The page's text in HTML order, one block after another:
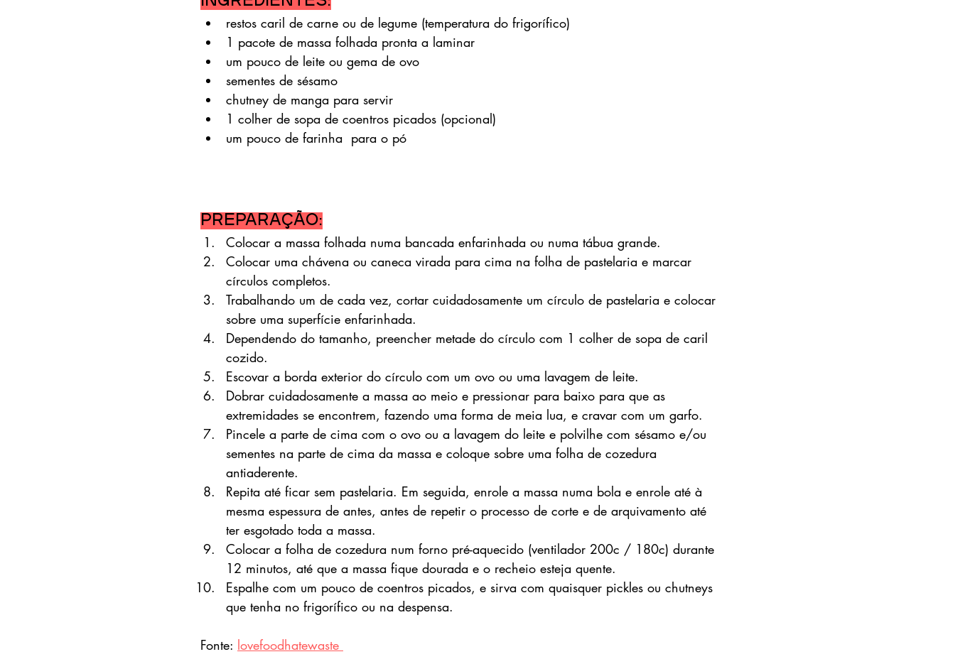
restos caril de carne ou de legume (temperatura do frigorífico)
1 pacote de massa folhada pronta a laminar
um pouco de leite ou gema de ovo
sementes de sésamo
chutney de manga para servir
1 colher de sopa de coentros picados (opcional)
um pouco de farinha  para o pó
Preparação:
Colocar a massa folhada numa bancada enfarinhada ou numa tábua grande.
Colocar uma chávena ou caneca virada para cima na folha de pastelaria e marcar
círculos completos.
Trabalhando um de cada vez, cortar cuidadosamente um círculo de pastelaria e colocar
sobre uma superfície enfarinhada.
Dependendo do tamanho, preencher metade do círculo com 1 colher de sopa de caril
cozido.
Escovar a borda exterior do círculo com um ovo ou uma lavagem de leite.
Dobrar cuidadosamente a massa ao meio e pressionar para baixo para que as
extremidades se encontrem, fazendo uma forma de meia lua, e cravar com um garfo.
Pincele a parte de cima com o ovo ou a lavagem do leite e polvilhe com sésamo e/ou
sementes na parte de cima da massa e coloque sobre uma folha de cozedura
antiaderente.
Repita até ficar sem pastelaria. Em seguida, enrole a massa numa bola e enrole até à
mesma espessura de antes, antes de repetir o processo de corte e de arquivamento até
ter esgotado toda a massa.
Colocar a folha de cozedura num forno pré-aquecido (ventilador 200c / 180c) durante
12 minutos, até que a massa fique dourada e o recheio esteja quente.
Espalhe com um pouco de coentros picados, e sirva com quaisquer pickles ou chutneys
que tenha no frigorífico ou na despensa.
Fonte: lovefoodhatewaste